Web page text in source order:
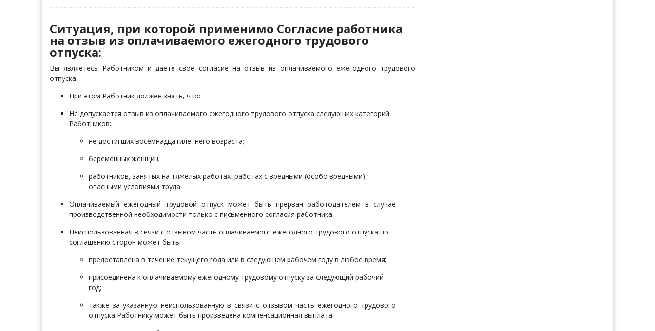
Ситуация, при которой применимо Согласие работника
на отзыв из оплачиваемого ежегодного трудового
отпуска:
Вы являетесь Работником и даете свое согласие на отзыв из оплачиваемого ежегодного трудового
отпуска.
При этом Работник должен знать, что:
Не допускается отзыв из оплачиваемого ежегодного трудового отпуска следующих категорий
Работников:
не достигших восемнадцатилетнего возраста;
беременных женщин;
работников, занятых на тяжелых работах, работах с вредными (особо вредными),
опасными условиями труда.
Оплачиваемый ежегодный трудовой отпуск может быть прерван работодателем в случае
производственной необходимости только с письменного согласия работника.
Неиспользованная в связи с отзывом часть оплачиваемого ежегодного трудового отпуска по
соглашению сторон может быть:
предоставлена в течение текущего года или в следующем рабочем году в любое время;
присоединена к оплачиваемому ежегодному трудовому отпуску за следующий рабочий
год;
также за указанную неиспользованную в связи с отзывом часть ежегодного трудового
отпуска Работнику может быть произведена компенсационная выплата.